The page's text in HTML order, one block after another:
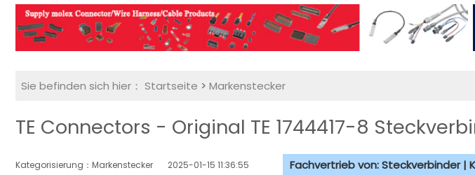
Sie befinden sich hier： Startseite > Markenstecker
TE Connectors - Original TE 1744417-8
Kategorisierung：Markenstecker 2025-01-15 11:36:55 Fachvertrieb von: Steckverbinder |